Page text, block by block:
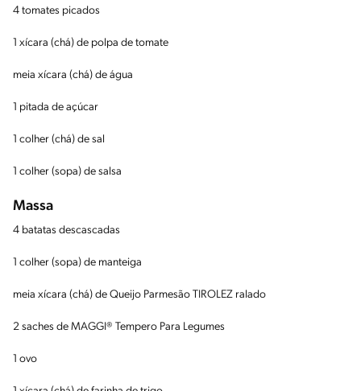
4 tomates picados
1 xícara (chá) de polpa de tomate
meia xícara (chá) de água
1 pitada de açúcar
1 colher (chá) de sal
1 colher (sopa) de salsa
Massa
4 batatas descascadas
1 colher (sopa) de manteiga
meia xícara (chá) de Queijo Parmesão TIROLEZ ralado
2 saches de MAGGI® Tempero Para Legumes
1 ovo